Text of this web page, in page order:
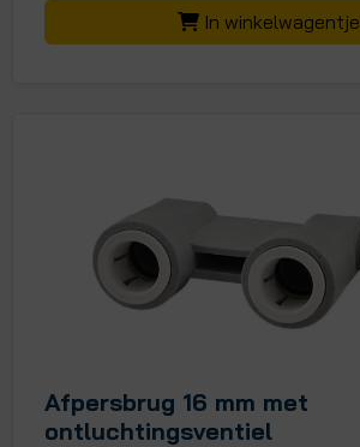
In winkelwagentje
Afpersbrug 16 mm met
ontluchtingsventiel